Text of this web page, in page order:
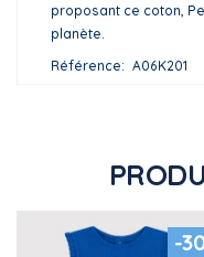
proposant ce coton,
planète.
Référence
A06K201
-